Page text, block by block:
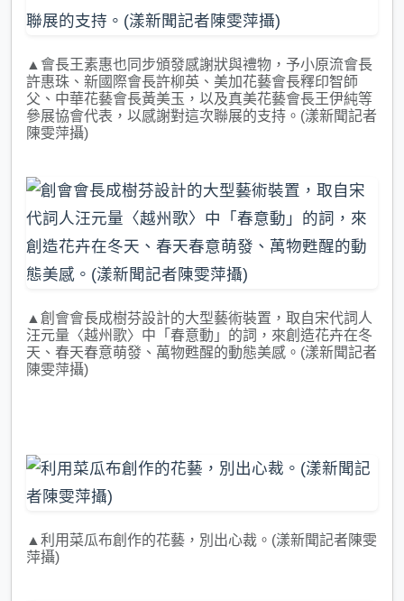
▲會長王素惠也同步頒發感謝狀與禮物，予小原流會長
許惠珠、新國際會長許柳英、美加花藝會長釋印智師
父、中華花藝會長黃美玉，以及真美花藝會長王伊純等
參展協會代表，以感謝對這次聯展的支持。(漾新聞記者
陳雯萍攝)
▲創會會長成樹芬設計的大型藝術裝置，取自宋代詞人
汪元量〈越州歌〉中「春意動」的詞，來創造花卉在冬
天、春天春意萌發、萬物甦醒的動態美感。(漾新聞記者
陳雯萍攝)
▲利用菜瓜布創作的花藝，別出心裁。(漾新聞記者陳雯
萍攝)